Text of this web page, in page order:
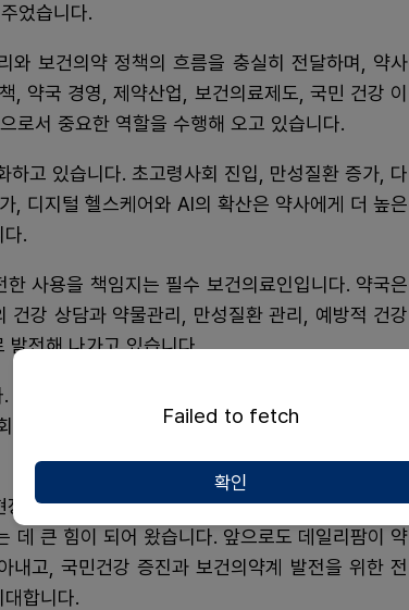
었습니다.
와 보건의약 정책의 흐름을 충실히 전달하며, 약사
, 약국 경영, 제약산업, 보건의료제도, 국민 건강 이
로서 중요한 역할을 수행해 오고 있습니다.
고 있습니다. 초고령사회 진입, 만성질환 증가, 다
, 디지털 헬스케어와 AI의 확산은 약사에게 더 높은
.
사용을 책임지는 필수 보건의료인입니다. 약국은
건강 상담과 약물관리, 만성질환 관리, 예방적 건강
발전해 나가고 있습니다.
확한 정보 전달과 균형 잡힌 보도는 보건의료 정
정부와 유관기관을 잇는 소통과 가교의 역할을 할
중심의 보도는 약사직능이 국민 속에서 올바르게
데 큰 힘이 되어 왔습니다. 앞으로도 데일리팜이 약
고, 국민건강 증진과 보건의약계 발전을 위한 전
합니다.
Failed to fetch
확인